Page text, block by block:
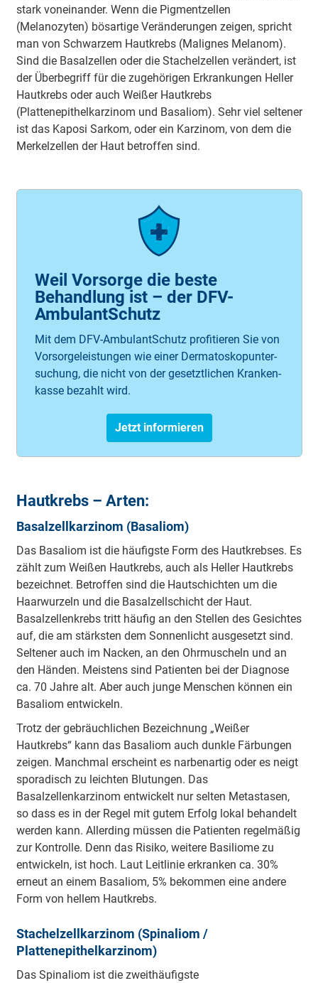
stark voneinander. Wenn die Pigmentzellen
(Melanozyten) bösartige Veränderungen zeigen, spricht
man von Schwarzem Hautkrebs (Malignes Melanom).
Sind die Basalzellen oder die Stachelzellen verändert, ist
der Überbegriff für die zugehörigen Erkrankungen Heller
Hautkrebs oder auch Weißer Hautkrebs
(Plattenepithelkarzinom und Basaliom). Sehr viel seltener
ist das Kaposi Sarkom, oder ein Karzinom, von dem die
Merkelzellen der Haut betroffen sind.
Weil Vorsorge die beste
Behandlung ist – der DFV-
AmbulantSchutz
Mit dem DFV-Am­bu­lant­Schutz pro­fi­tier­en Sie von
Vor­sor­ge­leis­tung­en wie einer Der­ma­tos­kop­un­ter­
such­ung, die nicht von der ge­setz­tlich­en Krank­en­
kasse bezahlt wird. ­
Jetzt informieren
Hautkrebs – Arten:
Basalzellkarzinom (Basaliom)
Das Basaliom ist die häufigste Form des Hautkrebses. Es
zählt zum Weißen Hautkrebs, auch als Heller Hautkrebs
bezeichnet. Betroffen sind die Hautschichten um die
Haarwurzeln und die Basalzellschicht der Haut.
Basalzellenkrebs tritt häufig an den Stellen des Gesichtes
auf, die am stärksten dem Sonnenlicht ausgesetzt sind.
Seltener auch im Nacken, an den Ohrmuscheln und an
den Händen. Meistens sind Patienten bei der Diagnose
ca. 70 Jahre alt. Aber auch junge Menschen können ein
Basaliom entwickeln.
Trotz der gebräuchlichen Bezeichnung „Weißer
Hautkrebs“ kann das Basaliom auch dunkle Färbungen
zeigen. Manchmal erscheint es narbenartig oder es neigt
sporadisch zu leichten Blutungen. Das
Basalzellenkarzinom entwickelt nur selten Metastasen,
so dass es in der Regel mit gutem Erfolg lokal behandelt
werden kann. Allerding müssen die Patienten regelmäßig
zur Kontrolle. Denn das Risiko, weitere Basiliome zu
entwickeln, ist hoch. Laut Leitlinie erkranken ca. 30%
erneut an einem Basaliom, 5% bekommen eine andere
Form von hellem Hautkrebs.
Stachelzellkarzinom (Spinaliom /
Plattenepithelkarzinom)
Das Spinaliom ist die zweithäufigste